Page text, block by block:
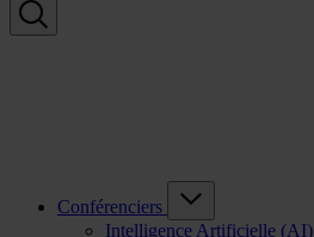
Conférenciers
Intelligence Artificielle (AI)